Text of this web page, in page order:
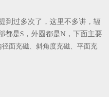
到过多次了，这里不多讲，辐
都是S，外圆都是N，下面主要
面充磁、斜角度充磁、平面充